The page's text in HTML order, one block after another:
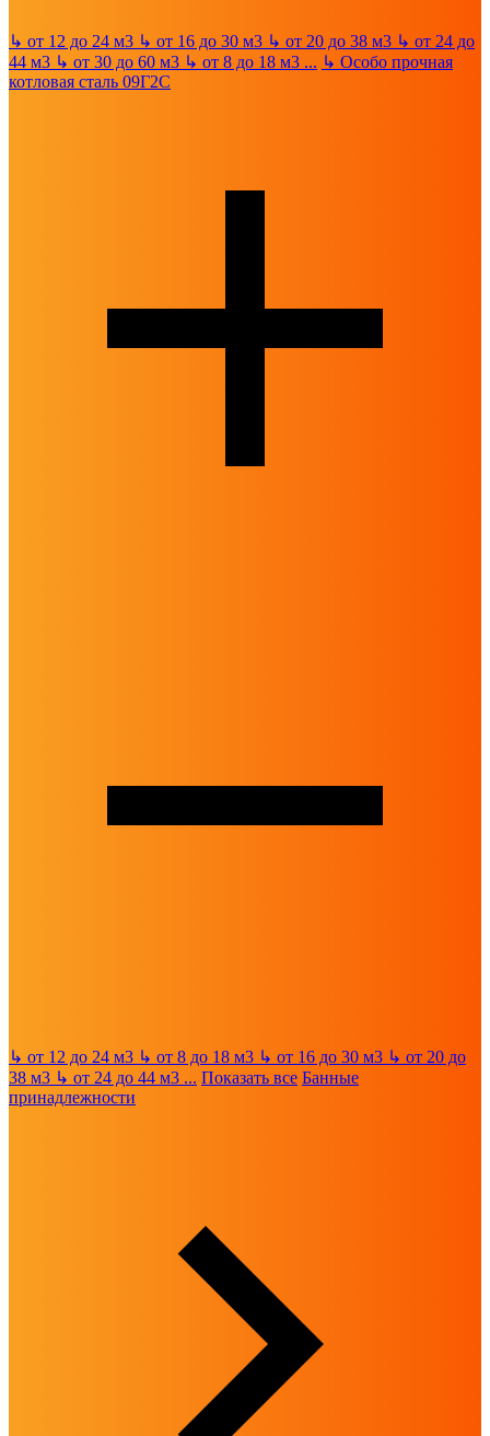
↳ от 12 до 24 м3 ↳ от 16 до 30 м3 ↳ от 20 до 38 м3 ↳ от 24 до
44 м3 ↳ от 30 до 60 м3 ↳ от 8 до 18 м3 ... ↳ Особо прочная
котловая сталь 09Г2С
↳ от 12 до 24 м3 ↳ от 8 до 18 м3 ↳ от 16 до 30 м3 ↳ от 20 до
38 м3 ↳ от 24 до 44 м3 ... Показать все Банные
принадлежности